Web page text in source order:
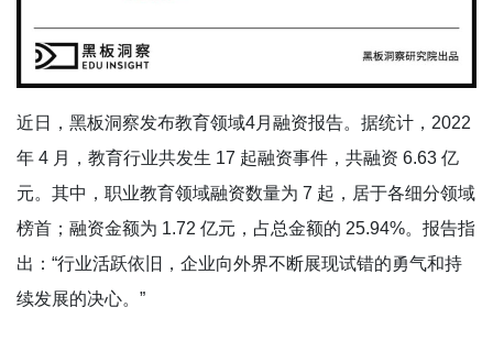
近日，黑板洞察发布教育领域4月融资报告。据统计，2022
年 4 月，教育行业共发生 17 起融资事件，共融资 6.63 亿
元。其中，职业教育领域融资数量为 7 起，居于各细分领域
榜首；融资金额为 1.72 亿元，占总金额的 25.94%。报告指
出：“行业活跃依旧，企业向外界不断展现试错的勇气和持
续发展的决心。”